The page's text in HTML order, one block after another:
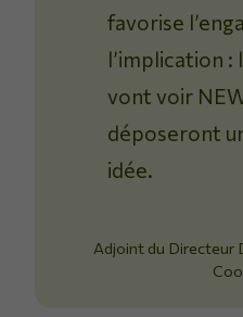
favorise
l’implication :
vont voir
déposeront
idée.
Adjoint du Directeur